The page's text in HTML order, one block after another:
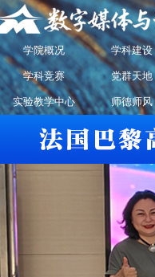
学院概况 学科建设
学科竞赛 党群天地
实验教学中心 师德师风